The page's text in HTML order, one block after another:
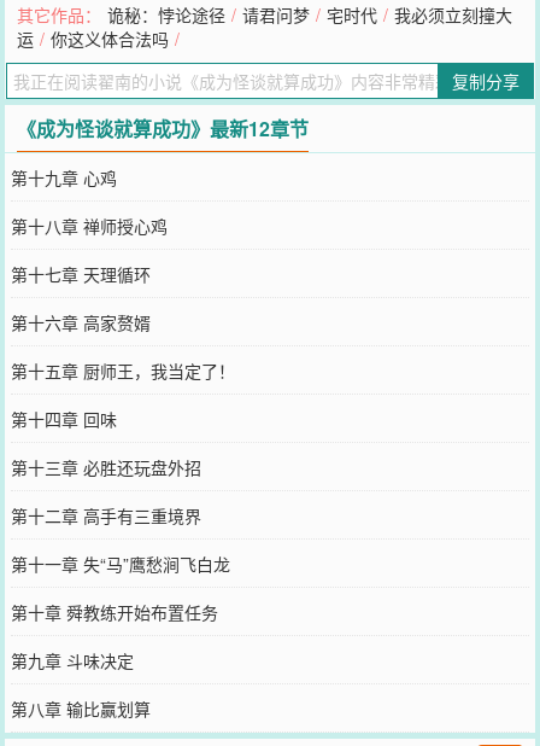
“这就代表我将成为怪谈？”在远古时代，它们被视作神灵崇拜，依信
仰而强大。“那我就是神灵！”在近古时代，它们被视作妖魔畏惧，以
恐惧为养料。“我将成为怪谈之主！”但在时代洪流的冲刷下，它们逐
渐销声匿迹，只留下一段段被视作妄谈的文字。“重铸怪谈荣光，我辈
义不容辞。”可你还不是怪谈，嗯，也不是人。“好吧，成为怪谈就算
成功。”
您要是觉得《
微博微信里的朋友推荐哦！
其它作品： 诡秘：悖论途径 / 请君问梦 / 宅时代 / 我必须立刻撞大
运 / 你这义体合法吗 /
复制分享
《成为怪谈就算成功》最新12章节
第十九章 心鸡
第十八章 禅师授心鸡
第十七章 天理循环
第十六章 高家赘婿
第十五章 厨师王，我当定了！
第十四章 回味
第十三章 必胜还玩盘外招
第十二章 高手有三重境界
第十一章 失“马”鹰愁涧飞白龙
第十章 舜教练开始布置任务
第九章 斗味决定
第八章 输比赢划算